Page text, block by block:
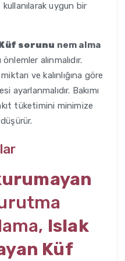
uygun bir
sorunu nem alma
alınmalıdır.
ve kalınlığına göre
ayarlanmalıdır. Bakımı
tüketimini minimize
Islak
Küf